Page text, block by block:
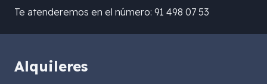
Te atenderemos en el número: 91 498 07 53
Alquileres